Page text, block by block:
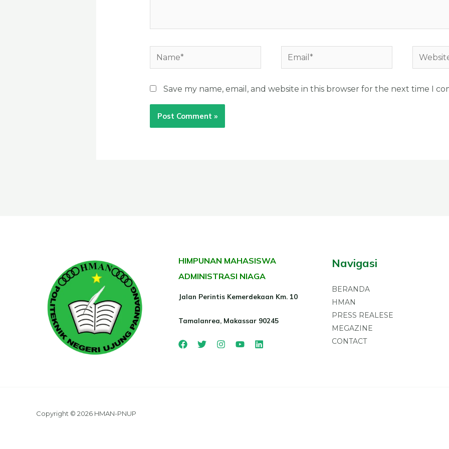
Name* Email* Website
Save my name, email, and website in this browser for the next time I
HIMPUNAN MAHASISWA
ADMINISTRASI NIAGA
Jalan Perintis Kemerdekaan Km. 10
Tamalanrea, Makassar 90245
Navigasi
BERANDA
HMAN
PRESS REALESE
MEGAZINE
CONTACT
Copyright © 2026 HMAN-PNUP